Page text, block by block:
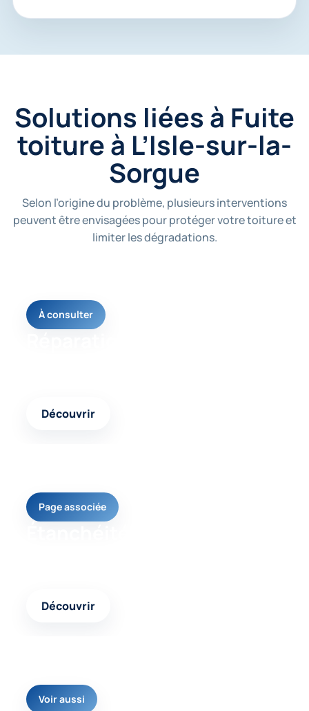
Solutions liées à Fuite
toiture à L’Isle-sur-la-
Sorgue
Selon l’origine du problème, plusieurs interventions
peuvent être envisagées pour protéger votre toiture et
limiter les dégradations.
À consulter
Découvrir
Page associée
Découvrir
Voir aussi